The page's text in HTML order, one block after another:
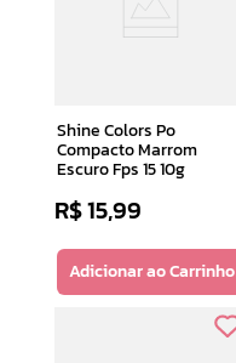
Shine Colors Po
Compacto Marrom
Escuro Fps 15 10g
R$15,99
Adicionar ao Carrinho